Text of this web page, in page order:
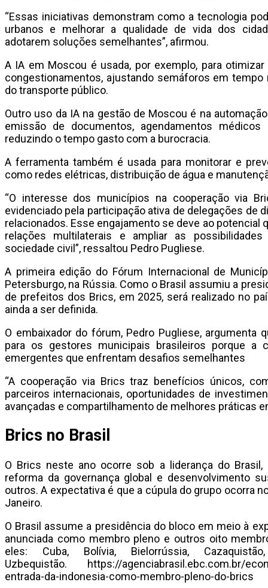
“Essas iniciativas demonstram como a tecnologia
urbanos e melhorar a qualidade de vida dos
adotarem soluções semelhantes”, afirmou.
A IA em Moscou é usada, por exemplo, para
congestionamentos, ajustando semáforos em
do transporte público.
Outro uso da IA na gestão de Moscou é na
emissão de documentos, agendamentos
reduzindo o tempo gasto com a burocracia.
A ferramenta também é usada para monitorar e
como redes elétricas, distribuição de água e
“O interesse dos municípios na cooperação via
evidenciado pela participação ativa de delegações de
relacionados. Esse engajamento se deve ao potencial
relações multilaterais e ampliar as
sociedade civil”, ressaltou Pedro Pugliese.
A primeira edição do Fórum Internacional de
Petersburgo, na Rússia. Como o Brasil assumiu a
de prefeitos dos Brics, em 2025, será realizado no
ainda a ser definida.
O embaixador do fórum, Pedro Pugliese, argumenta
para os gestores municipais brasileiros porque a
emergentes que enfrentam desafios semelhantes
“A cooperação via Brics traz benefícios únicos,
parceiros internacionais, oportunidades de
avançadas e compartilhamento de melhores práticas
Brics no Brasil
O Brics neste ano ocorre sob a liderança do
reforma da governança global e desenvolvimento
outros. A expectativa é que a cúpula do grupo ocorra
Janeiro.
O Brasil assume a presidência do bloco em meio à
anunciada como membro pleno e outros oito
eles: Cuba, Bolívia, Bielorrússia,
Uzbequistão. https://agenciabrasil.ebc.com.br/
entrada-da-indonesia-como-membro-pleno-do-brics